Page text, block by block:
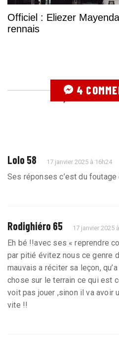
Officiel : Eliezer
rennais
4
Lolo 58 17 janvier 2025 à 16h24
Ses réponses c’est du foutage
Rodighiéro 65 17 janvier 2025
Eh bé !!avec ses « reprendre
par pitié évitez nous ce genre
mauvais a réciter sa leçon,
chose sur le terrain ce qui est
voit pas jouer ,sinon il va avoir
vite !!